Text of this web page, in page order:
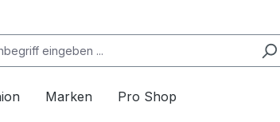
Marken Pro Shop